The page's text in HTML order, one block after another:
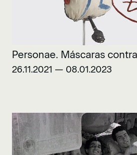
Personae. Máscaras
26.11.2021 — 08.01.2023